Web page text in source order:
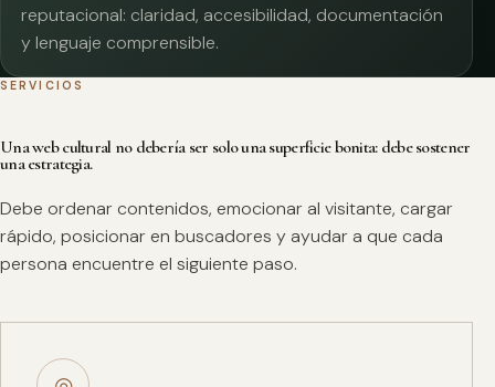
reputacional: claridad, accesibilidad, documentación
y lenguaje comprensible.
SERVICIOS
Una web cultural no debería ser solo una superficie bonita: debe sostener
una estrategia.
Debe ordenar contenidos, emocionar al visitante, cargar
rápido, posicionar en buscadores y ayudar a que cada
persona encuentre el siguiente paso.